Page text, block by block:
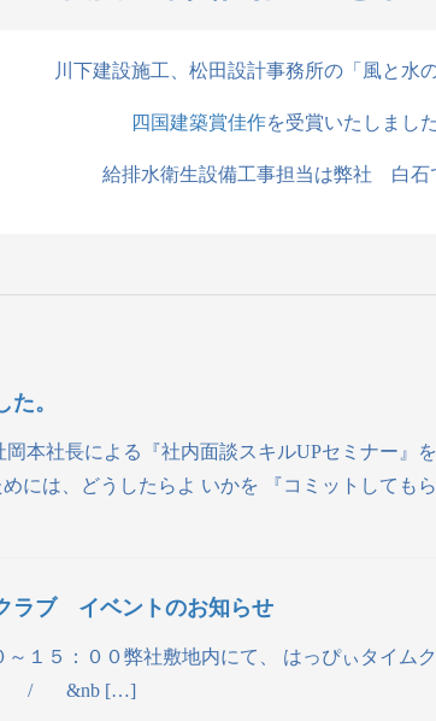
川下建設施工、松田設計事務所の「風と水
四国建築賞佳作を受賞いたしました
給排水衛生設備工事担当は弊社 白石
。
本社長による『社内面談スキルUPセミナー』
には、どうしたらよ いかを 『コミットしても
ラブ イベントのお知らせ
～１５：００弊社敷地内にて、 はっぴぃタイ
り / &nb […]